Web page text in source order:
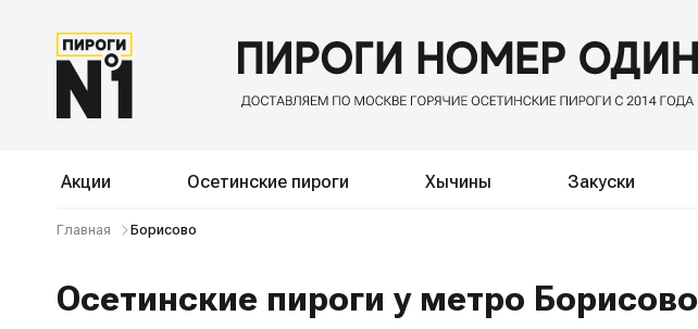
Акции Осетинские пироги Хычины Закуски
Главная Борисово
Осетинские пироги у метро Борисово